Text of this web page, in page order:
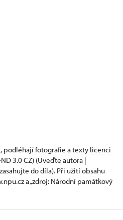
podléhají fotografie a texty licenci
ND 3.0 CZ) (Uveďte autora |
do díla). Při užití obsahu
a „zdroj: Národní památkový